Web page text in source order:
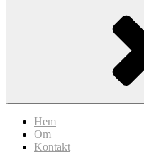
Hem
Om
Kontakt